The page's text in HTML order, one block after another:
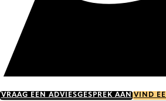
VRAAG EEN ADVIESGESPREK AAN VIND